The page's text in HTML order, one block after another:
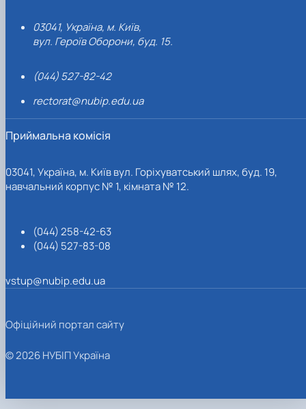
03041, Україна, м. Київ,
вул. Героїв Оборони, буд. 15.
(044) 527-82-42
rectorat@nubip.edu.ua
Приймальна комісія
03041, Україна, м. Київ вул. Горіхуватський шлях, буд. 19,
навчальний корпус № 1, кімната № 12.
(044) 258-42-63
(044) 527-83-08
vstup@nubip.edu.ua
Офіційний портал сайту
© 2026 НУБІП Україна